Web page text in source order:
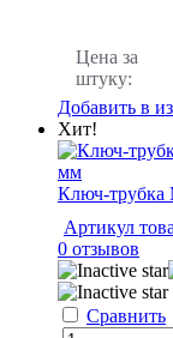
Цена за
штуку:
Добавить в
Хит!
Ключ-трубка
Артикул
0 отзывов
Сравнить